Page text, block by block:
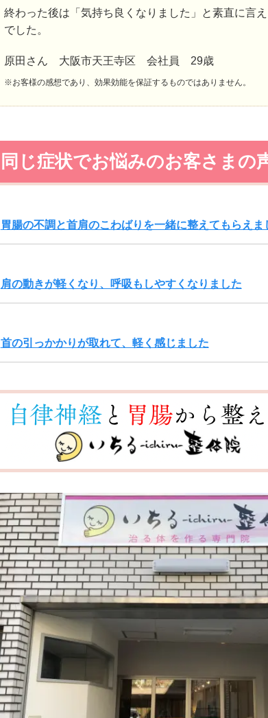
終わった後は「気持ち良くなりました」と素直に言
でした。
原田さん 大阪市天王寺区 会社員 29歳
※お客様の感想であり、効果効能を保証するものではありません。
同じ症状でお悩みのお客さまの
胃腸の不調と首肩のこわばりを一緒に整えてもらえま
肩の動きが軽くなり、呼吸もしやすくなりました
首の引っかかりが取れて、軽く感じました